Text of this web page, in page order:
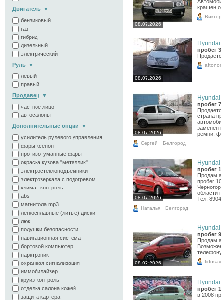
Двигатель
бензиновый
газ
гибрид
дизельный
электрический
Руль
левый
правый
Продавец
частное лицо
автосалоны
Дополнительные опции
усилитель рулевого управления
фары ксенон
противотуманные фары
окраска кузова "металлик"
электростеклоподъёмники
электрозеркала с подогревом
климат-контроль
abs
магнитола mp3
легкосплавные (литые) диски
люк
подушки безопасности
навигационная система
бортовой компьютер
парктроник
охранная сигнализация
иммобилайзер
круиз-контроль
отделка салона кожей
защита картера
08.07.2026
Виктор
08.07.2026
Hyundai
пробег
08.07.2026
Hyundai
пробег
страна
заменен
ремни,
Сергей Белгород
08.07.2026
Hyundai
пробег
Продам
пробег
области
Тел.
Наталья Белгород
08.07.2026
Hyundai
пробег
Продам
Hyundai
пробег
в 2008